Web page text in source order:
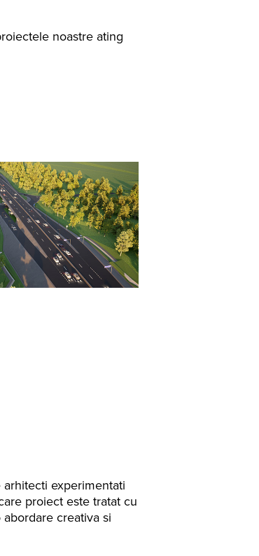
noastre ating
experimentati
proiect este tratat cu
creativa si